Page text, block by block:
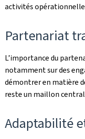
activités
Partenariat
L’importance du
notamment sur des
démontrer en matière
reste un maillon
Adaptabilité